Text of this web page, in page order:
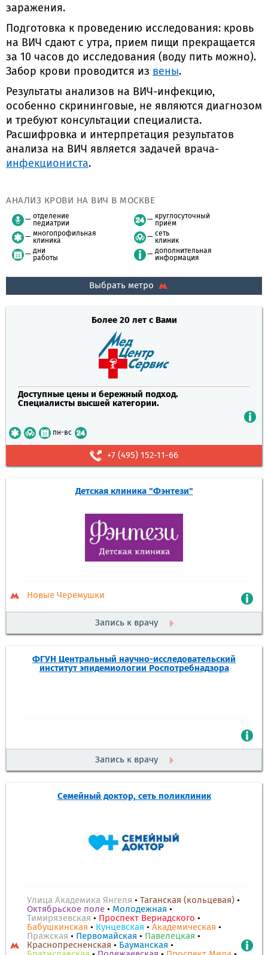
заражения.
Подготовка к проведению исследования: кровь
на ВИЧ сдают с утра, прием пищи прекращается
за 10 часов до исследования (воду пить можно).
Забор крови проводится из вены.
Результаты анализов на ВИЧ-инфекцию,
особенно скрининговые, не являются диагнозом
и требуют консультации специалиста.
Расшифровка и интерпретация результатов
анализа на ВИЧ является задачей врача-
инфекциониста.
АНАЛИЗ КРОВИ НА ВИЧ В МОСКВЕ
отделение
педиатрии
многопрофильная
клиника
дни
работы
круглосуточный
приём
сеть
клиник
дополнительная
информация
Выбрать метро
Более 20 лет с Вами
Доступные цены и бережный подход.
Специалисты высшей категории.
пн-вс
+7 (495) 152-11-66
Детская клиника "Фэнтези"
Новые Черемушки
Запись к врачу
ФГУН Центральный научно-исследовательский
институт эпидемиологии Роспотребнадзора
Запись к врачу
Семейный доктор, сеть поликлиник
Улица Академика Янгеля • Таганская (кольцевая) •
Октябрьское поле • Молодежная •
Тимирязевская • Проспект Вернадского •
Бабушкинская • Кунцевская • Академическая •
Пражская • Первомайская • Павелецкая •
Краснопресненская • Бауманская •